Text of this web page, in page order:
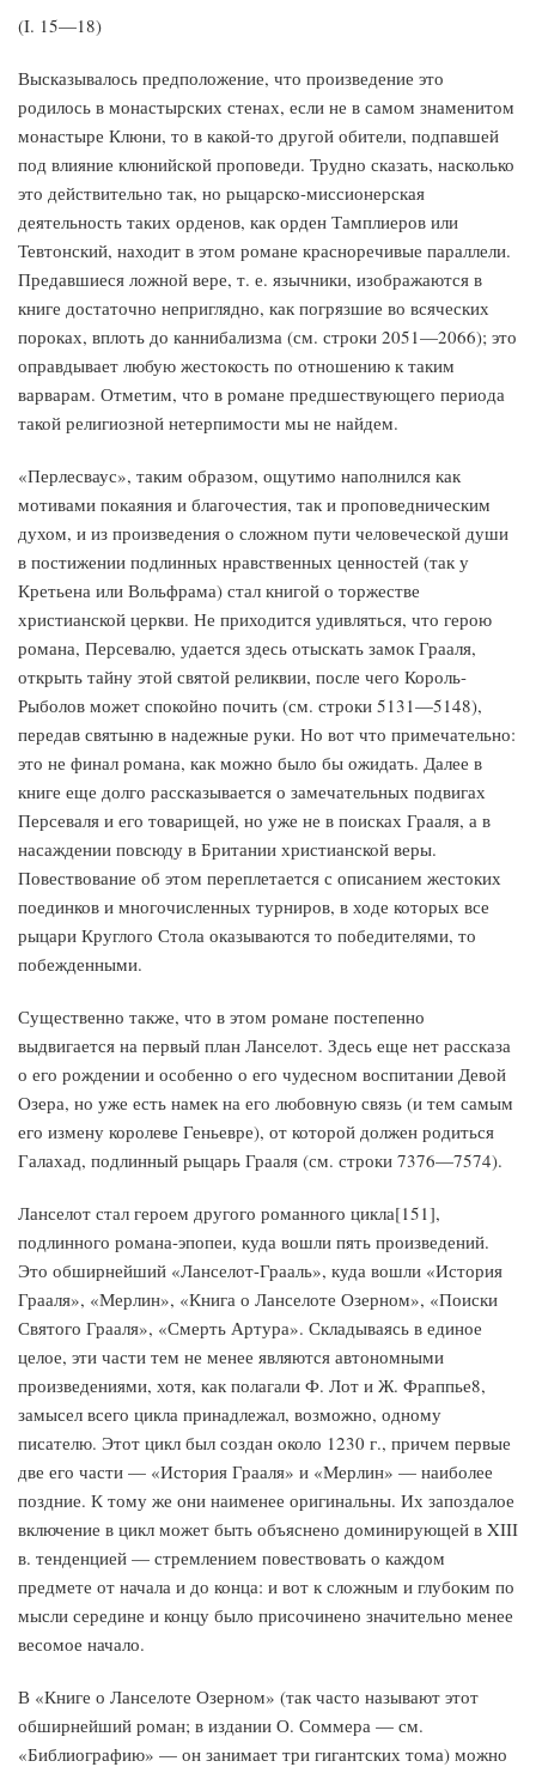
(I. 15—18)
Высказывалось предположение, что произведение это
родилось в монастырских стенах, если не в самом знаменитом
монастыре Клюни, то в какой-то другой обители, подпавшей
под влияние клюнийской проповеди. Трудно сказать, насколько
это действительно так, но рыцарско-миссионерская
деятельность таких орденов, как орден Тамплиеров или
Тевтонский, находит в этом романе красноречивые параллели.
Предавшиеся ложной вере, т. е. язычники, изображаются в
книге достаточно неприглядно, как погрязшие во всяческих
пороках, вплоть до каннибализма (см. строки 2051—2066); это
оправдывает любую жестокость по отношению к таким
варварам. Отметим, что в романе предшествующего периода
такой религиозной нетерпимости мы не найдем.
«Перлесваус», таким образом, ощутимо наполнился как
мотивами покаяния и благочестия, так и проповедническим
духом, и из произведения о сложном пути человеческой души
в постижении подлинных нравственных ценностей (так у
Кретьена или Вольфрама) стал книгой о торжестве
христианской церкви. Не приходится удивляться, что герою
романа, Персевалю, удается здесь отыскать замок Грааля,
открыть тайну этой святой реликвии, после чего Король-
Рыболов может спокойно почить (см. строки 5131—5148),
передав святыню в надежные руки. Но вот что примечательно:
это не финал романа, как можно было бы ожидать. Далее в
книге еще долго рассказывается о замечательных подвигах
Персеваля и его товарищей, но уже не в поисках Грааля, а в
насаждении повсюду в Британии христианской веры.
Повествование об этом переплетается с описанием жестоких
поединков и многочисленных турниров, в ходе которых все
рыцари Круглого Стола оказываются то победителями, то
побежденными.
Существенно также, что в этом романе постепенно
выдвигается на первый план Ланселот. Здесь еще нет рассказа
о его рождении и особенно о его чудесном воспитании Девой
Озера, но уже есть намек на его любовную связь (и тем самым
его измену королеве Геньевре), от которой должен родиться
Галахад, подлинный рыцарь Грааля (см. строки 7376—7574).
Ланселот стал героем другого романного цикла[151],
подлинного романа-эпопеи, куда вошли пять произведений.
Это обширнейший «Ланселот-Грааль», куда вошли «История
Грааля», «Мерлин», «Книга о Ланселоте Озерном», «Поиски
Святого Грааля», «Смерть Артура». Складываясь в единое
целое, эти части тем не менее являются автономными
произведениями, хотя, как полагали Ф. Лот и Ж. Фраппье8,
замысел всего цикла принадлежал, возможно, одному
писателю. Этот цикл был создан около 1230 г., причем первые
две его части — «История Грааля» и «Мерлин» — наиболее
поздние. К тому же они наименее оригинальны. Их запоздалое
включение в цикл может быть объяснено доминирующей в XIII
в. тенденцией — стремлением повествовать о каждом
предмете от начала и до конца: и вот к сложным и глубоким по
мысли середине и концу было присочинено значительно менее
весомое начало.
В «Книге о Ланселоте Озерном» (так часто называют этот
обширнейший роман; в издании О. Соммера — см.
«Библиографию» — он занимает три гигантских тома) можно